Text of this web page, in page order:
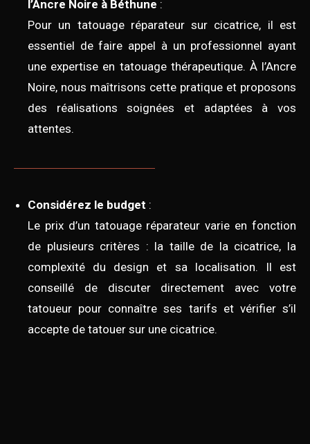
l’Ancre Noire à Béthune :
Pour un tatouage réparateur sur cicatrice, il est
essentiel de faire appel à un professionnel ayant
une expertise en tatouage thérapeutique. À l’Ancre
Noire, nous maîtrisons cette pratique et proposons
des réalisations soignées et adaptées à vos
attentes.
Considérez le budget :
Le prix d’un tatouage réparateur varie en fonction
de plusieurs critères : la taille de la cicatrice, la
complexité du design et sa localisation. Il est
conseillé de discuter directement avec votre
tatoueur pour connaître ses tarifs et vérifier s’il
accepte de tatouer sur une cicatrice.